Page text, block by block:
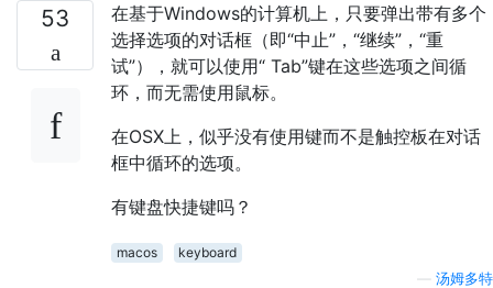
53
在基于Windows的计算机上，只要弹出带有多个
选择选项的对话框（即“中止”，“继续”，“重
试”），就可以使用“ Tab”键在这些选项之间循
环，而无需使用鼠标。
在OSX上，似乎没有使用键而不是触控板在对话
框中循环的选项。
有键盘快捷键吗？
macos
keyboard
汤姆多特